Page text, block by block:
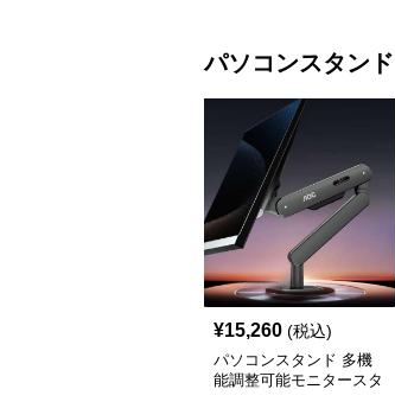
パソコンスタンド
¥15,260 (税込)
パソコンスタンド 多機
能調整可能モニタースタ